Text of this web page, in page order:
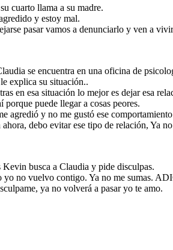
cuarto llama a su madre.
y estoy mal.
pasar vamos a denunciarlo y ven a vivir
se encuentra en una oficina de
explica su situación..
en esa situación lo mejor es dejar esa
porque puede llegar a cosas peores.
agredió y no me gustó ese
debo evitar ese tipo de relación, Ya
Kevin busca a Claudia y pide disculpas.
yo no vuelvo contigo. Ya no me sumas.
ya no volverá a pasar yo te amo.